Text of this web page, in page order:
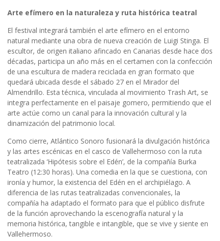
Arte efímero en la naturaleza y ruta histórica teatral
El festival integrará también el arte efímero en el entorno
natural mediante una obra de nueva creación de Luigi Stinga. El
escultor, de origen italiano afincado en Canarias desde hace dos
décadas, participa un año más en el certamen con la confección
de una escultura de madera reciclada en gran formato que
quedará ubicada desde el sábado 27 en el Mirador del
Almendrillo. Esta técnica, vinculada al movimiento Trash Art, se
integra perfectamente en el paisaje gomero, permitiendo que el
arte actúe como un canal para la innovación cultural y la
dinamización del patrimonio local.
Como cierre, Atlántico Sonoro fusionará la divulgación histórica
y las artes escénicas en el casco de Vallehermoso con la ruta
teatralizada ‘Hipótesis sobre el Edén’, de la compañía Burka
Teatro (12:30 horas). Una comedia en la que se cuestiona, con
ironía y humor, la existencia del Edén en el archipiélago. A
diferencia de las rutas teatralizadas convencionales, la
compañía ha adaptado el formato para que el público disfrute
de la función aprovechando la escenografía natural y la
memoria histórica, tangible e intangible, que se vive y siente en
Vallehermoso.